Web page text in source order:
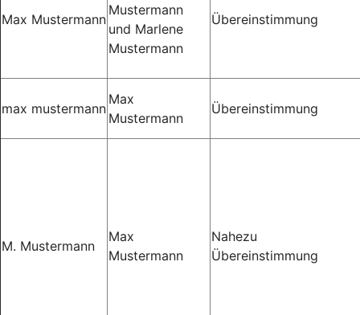
Max Mustermann
Mustermann
und Marlene
Mustermann
Übereinstimmung
max mustermann
Max
Mustermann
Übereinstimmung
M. Mustermann
Max
Mustermann
Nahezu
Übereinstimmung